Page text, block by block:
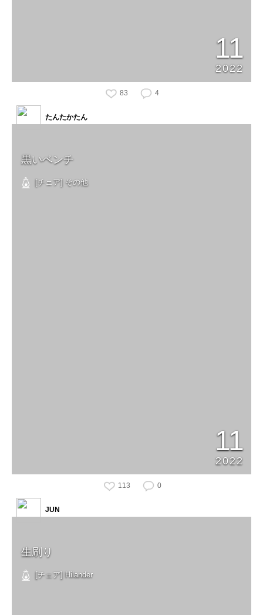
11
2022
83 4
黒いベンチ
[チェア] その他
11
2022
たんたかたん
113 0
生刷り
[チェア] Hilander
JUN